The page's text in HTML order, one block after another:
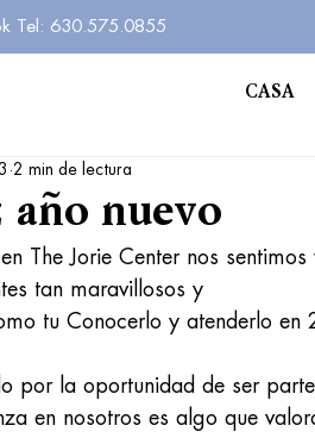
Tel: 630.575.0855
CASA
año nuevo
2 min de lectura
The Jorie Center nos
tan maravillosos y
tu Conocerlo y atenderlo
por la oportunidad de ser
en nosotros es algo que